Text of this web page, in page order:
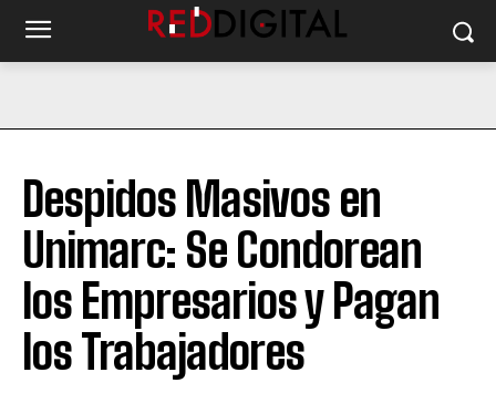
Despidos Masivos en
Unimarc: Se Condorean
los Empresarios y Pagan
los Trabajadores